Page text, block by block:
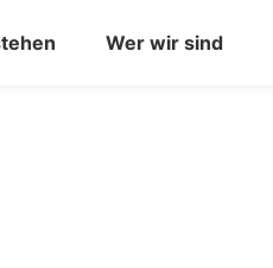
Wer wir sind